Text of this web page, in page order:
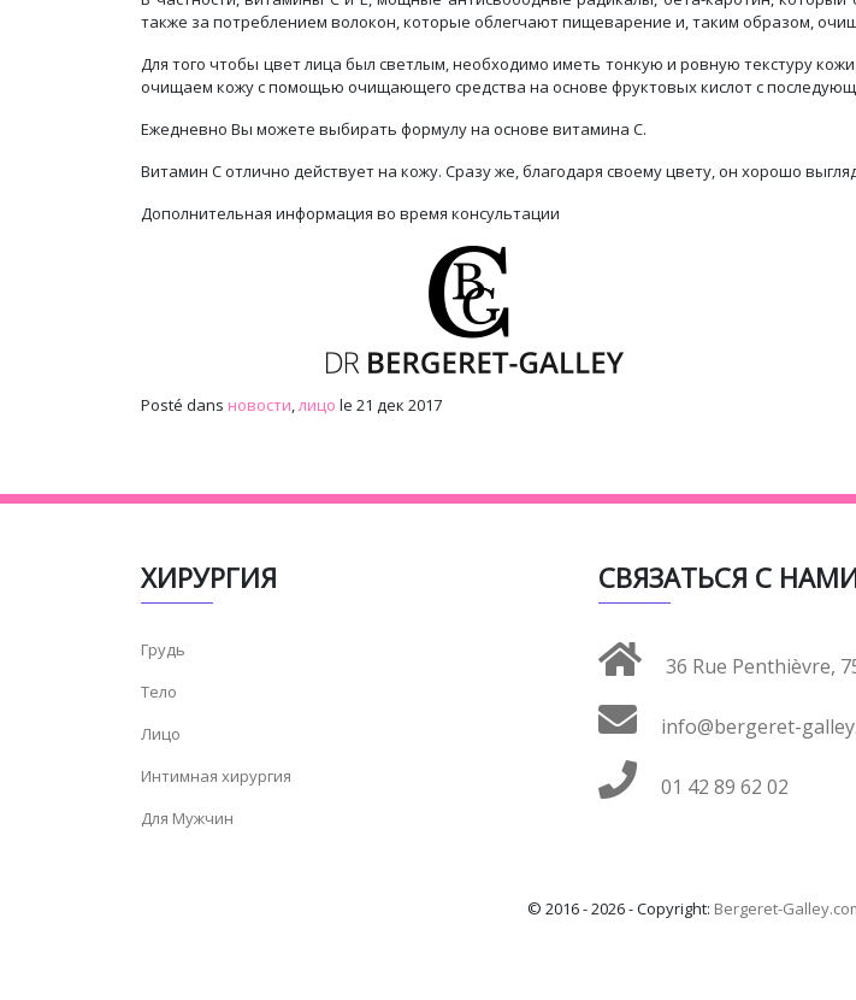
также за потреблением волокон, которые облегчают пищеварение и, таким образом,
Для того чтобы цвет лица был светлым, необходимо иметь тонкую и ровную текстуру
очищаем кожу с помощью очищающего средства на основе фруктовых кислот с
Ежедневно Вы можете выбирать формулу на основе витамина С.
Витамин С отлично действует на кожу. Сразу же, благодаря своему цвету, он хорошо
Дополнительная информация во время консультации
Posté dans новости,лицо le 21 дек 2017
ХИРУРГИЯ
Грудь
Тело
Лицо
Интимная хирургия
Для Мужчин
СВЯЗАТЬСЯ С
36 Rue Penthièvre,
info@bergeret-
01 42 89 62 02
© 2016 - 2026 - Copyright: Bergeret-